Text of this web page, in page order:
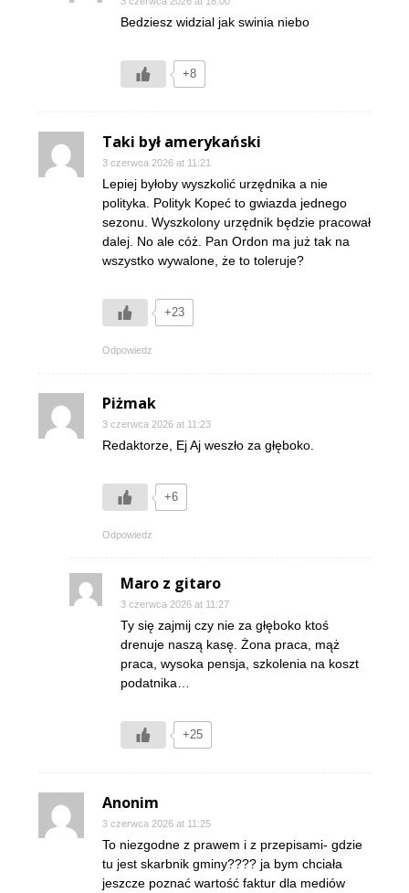
Bedziesz widzial jak swinia niebo
+8
Taki był amerykański
3 czerwca 2026 at 11:21
Lepiej byłoby wyszkolić urzędnika a nie
polityka. Polityk Kopeć to gwiazda jednego
sezonu. Wyszkolony urzędnik będzie pracował
dalej. No ale cóż. Pan Ordon ma już tak na
wszystko wywalone, że to toleruje?
+23
Odpowiedz
Piżmak
3 czerwca 2026 at 11:23
Redaktorze, Ej Aj weszło za głęboko.
+6
Odpowiedz
Maro z gitaro
3 czerwca 2026 at 11:27
Ty się zajmij czy nie za głęboko ktoś
drenuje naszą kasę. Żona praca, mąż
praca, wysoka pensja, szkolenia na koszt
podatnika…
+25
Anonim
3 czerwca 2026 at 11:25
To niezgodne z prawem i z przepisami- gdzie
tu jest skarbnik gminy???? ja bym chciała
jeszcze poznać wartość faktur dla mediów